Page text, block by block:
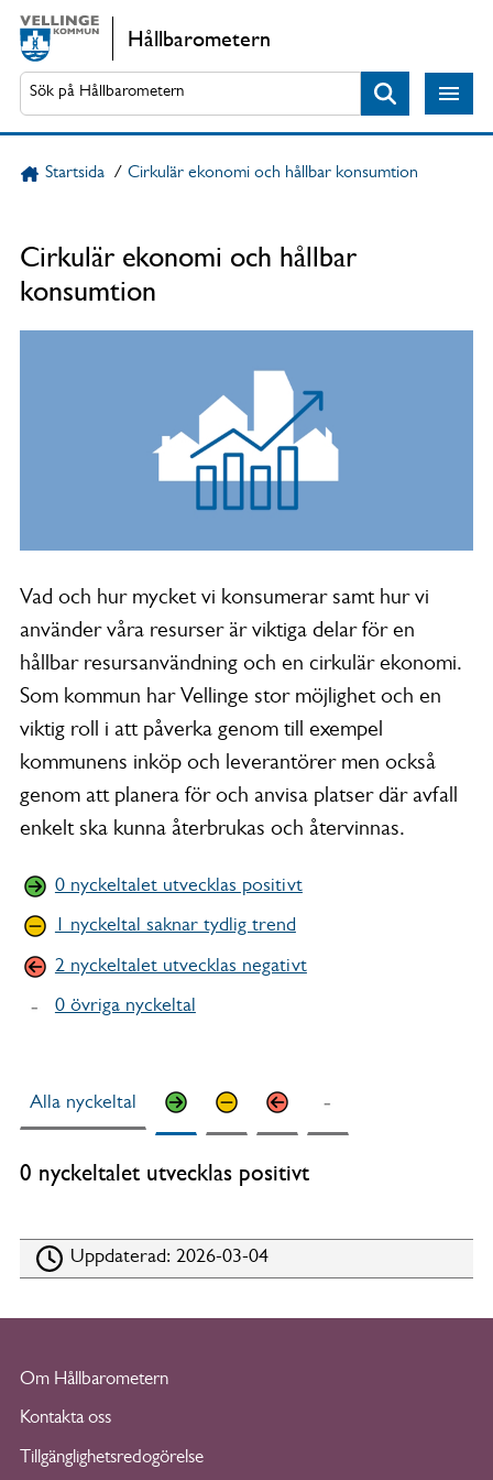
Gå direkt till sidans innehåll
Hållbarometern
Startsida / Cirkulär ekonomi och hållbar konsumtion
Cirkulär ekonomi och hållbar
konsumtion
Vad och hur mycket vi konsumerar samt hur vi
använder våra resurser är viktiga delar för en
hållbar resursanvändning och en cirkulär ekonomi.
Som kommun har Vellinge stor möjlighet och en
viktig roll i att påverka genom till exempel
kommunens inköp och leverantörer men också
genom att planera för och anvisa platser där avfall
enkelt ska kunna återbrukas och återvinnas.
0 nyckeltalet utvecklas positivt
1 nyckeltal saknar tydlig trend
2 nyckeltalet utvecklas negativt
0 övriga nyckeltal
Alla nyckeltal
0 nyckeltalet utvecklas positivt
Uppdaterad: 2026-03-04
Om Hållbarometern
Kontakta oss
Tillgänglighetsredogörelse